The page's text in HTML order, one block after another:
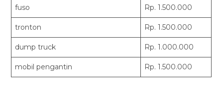
fuso Rp. 1.500.000
tronton Rp. 1.500.000
dump truck Rp. 1.000.000
mobil pengantin Rp. 1.500.000